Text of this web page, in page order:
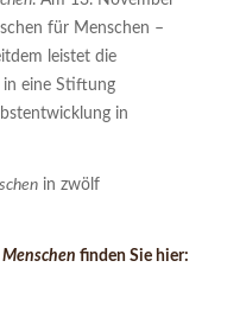
für Menschen –
leistet die
in eine Stiftung
in
in zwölf
finden Sie hier: